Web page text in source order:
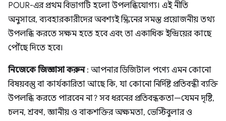
POUR-এর প্রথম বিভাগটি হলো উপলব্ধিযোগ্য। এই নীতি
অনুসারে, ব্যবহারকারীদের অবশ্যই স্ক্রিনের সমস্ত প্রয়োজনীয় তথ্য
উপলব্ধি করতে সক্ষম হতে হবে এবং তা একাধিক ইন্দ্রিয়ের কাছে
পৌঁছে দিতে হবে।
নিজেকে জিজ্ঞাসা করুন: আপনার ডিজিটাল পণ্যে এমন কোনো
বিষয়বস্তু বা কার্যকারিতা আছে কি, যা কোনো নির্দিষ্ট প্রতিবন্ধী ব্যক্তি
উপলব্ধি করতে পারবেন না? সব ধরনের প্রতিবন্ধকতা—যেমন দৃষ্টি,
চলন, শ্রবণ, জ্ঞানীয় ও বাকশক্তির অক্ষমতা, ভেস্টিবুলার ও